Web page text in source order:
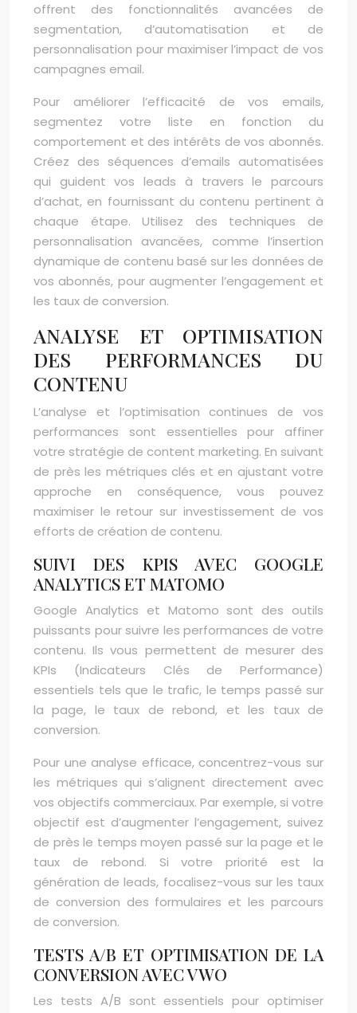
offrent des fonctionnalités avancées de
segmentation, d’automatisation et de
personnalisation pour maximiser l’impact de vos
campagnes email.
Pour améliorer l’efficacité de vos emails,
segmentez votre liste en fonction du
comportement et des intérêts de vos abonnés.
Créez des séquences d’emails automatisées
qui guident vos leads à travers le parcours
d’achat, en fournissant du contenu pertinent à
chaque étape. Utilisez des techniques de
personnalisation avancées, comme l’insertion
dynamique de contenu basé sur les données de
vos abonnés, pour augmenter l’engagement et
les taux de conversion.
ANALYSE ET OPTIMISATION
DES PERFORMANCES DU
CONTENU
L’analyse et l’optimisation continues de vos
performances sont essentielles pour affiner
votre stratégie de content marketing. En suivant
de près les métriques clés et en ajustant votre
approche en conséquence, vous pouvez
maximiser le retour sur investissement de vos
efforts de création de contenu.
SUIVI DES KPIS AVEC GOOGLE
ANALYTICS ET MATOMO
Google Analytics et Matomo sont des outils
puissants pour suivre les performances de votre
contenu. Ils vous permettent de mesurer des
KPIs (Indicateurs Clés de Performance)
essentiels tels que le trafic, le temps passé sur
la page, le taux de rebond, et les taux de
conversion.
Pour une analyse efficace, concentrez-vous sur
les métriques qui s’alignent directement avec
vos objectifs commerciaux. Par exemple, si votre
objectif est d’augmenter l’engagement, suivez
de près le temps moyen passé sur la page et le
taux de rebond. Si votre priorité est la
génération de leads, focalisez-vous sur les taux
de conversion des formulaires et les parcours
de conversion.
TESTS A/B ET OPTIMISATION DE LA
CONVERSION AVEC VWO
Les tests A/B sont essentiels pour optimiser